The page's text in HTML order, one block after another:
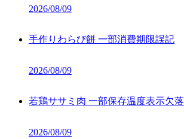
2026/08/09
手作りわらび餅 一部消費期限誤記
2026/08/09
若鶏ササミ肉 一部保存温度表示欠落
2026/08/09